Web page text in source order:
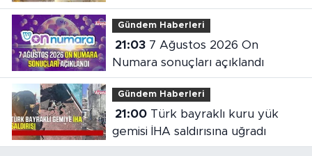
çıktı
Gündem Haberleri
21:037 Ağustos 2026 On
Numara sonuçları açıklandı
Gündem Haberleri
21:00Türk bayraklı kuru yük
gemisi İHA saldırısına uğradı